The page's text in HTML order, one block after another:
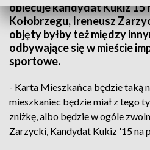
obiecuje kandydat Kukiz'15
Kołobrzegu, Ireneusz
objęty byłby też między
odbywające się w mieście
sportowe.
- Karta Mieszkańca będzie taką
mieszkaniec będzie miał z tego
zniżkę, albo będzie w ogóle
Zarzycki, Kandydat Kukiz '15 na